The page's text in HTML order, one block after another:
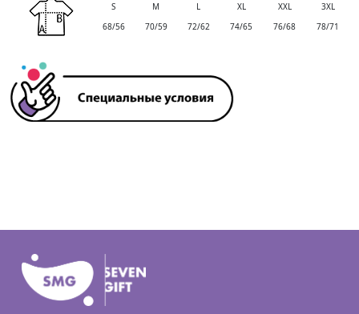
S M L XL XXL
3XL
68/56
70/59 72/62 74/65 76/68 78/71